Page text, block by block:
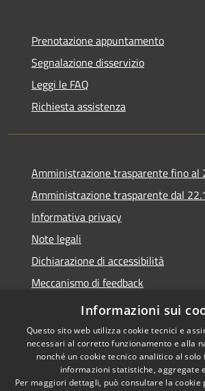
Prenotazione appuntamento
Segnalazione disservizio
Leggi le FAQ
Richiesta assistenza
Amministrazione trasparente fino al
Amministrazione trasparente dal
Informativa privacy
Note legali
Dichiarazione di accessibilità
Meccanismo di feedback
WhistleblowingInformazioni sui
Questo sito web utilizza cookie tecnici e
necessari al corretto funzionamento e alla
nonché un cookie tecnico analitico al
informazioni statistiche, aggregate
Per maggiori dettagli, può consultare la cookie